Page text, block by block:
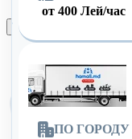
от 400 Лей/час
ПО ГОРОДУ
Оформить заказ